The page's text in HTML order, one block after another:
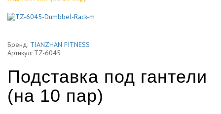
Бренд: TIANZHAN FITNESS
Артикул: TZ-6045
Подставка под гантели
(на 10 пар)